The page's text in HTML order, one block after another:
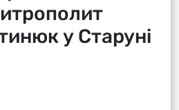
у Старуні